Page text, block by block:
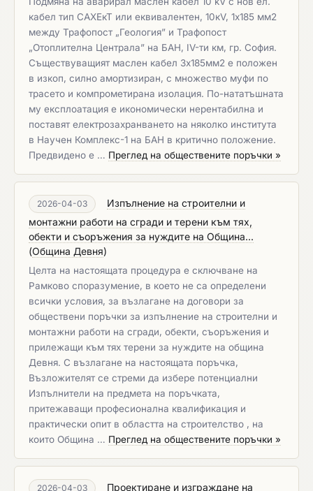
кабел тип САХЕкТ или еквивалентен, 10кV, 1х185 мм2
между Трафопост „Геология” и Трафопост
„Отоплителна Централа” на БАН, IV-ти км, гр. София.
Съществуващият маслен кабел 3х185мм2 е положен
в изкоп, силно амортизиран, с множество муфи по
трасето и компрометирана изолация. По-нататъшната
му експлоатация е икономически нерентабилна и
поставят електрозахранването на няколко института
в Научен Комплекс-1 на БАН в критично положение.
Предвидено е … Преглед на обществените поръчки »
2026-04-03
Изпълнение на строителни и
монтажни работи на сгради и терени към тях,
обекти и съоръжения за нуждите на Община...
(Община Девня)
Целта на настоящата процедура е сключване на
Рамково споразумение, в което не са определени
всички условия, за възлагане на договори за
обществени поръчки за изпълнение на строителни и
монтажни работи на сгради, обекти, съоръжения и
прилежащи към тях терени за нуждите на община
Девня. С възлагане на настоящата поръчка,
Възложителят се стреми да избере потенциални
Изпълнители на предмета на поръчката,
притежаващи професионална квалификация и
практически опит в областта на строителство , на
които Община … Преглед на обществените поръчки »
2026-04-03 Проектиране и изграждане на